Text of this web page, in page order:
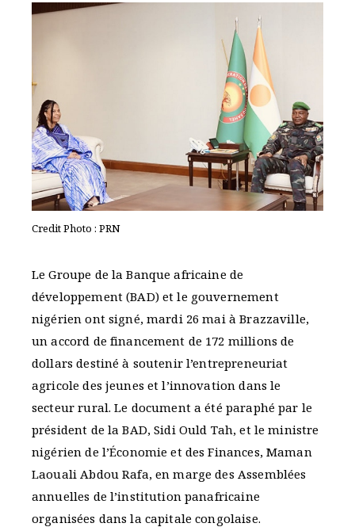
Credit Photo : PRN
Le Groupe de la Banque africaine de
développement (BAD) et le gouvernement
nigérien ont signé, mardi 26 mai à Brazzaville,
un accord de financement de 172 millions de
dollars destiné à soutenir l’entrepreneuriat
agricole des jeunes et l’innovation dans le
secteur rural. Le document a été paraphé par le
président de la BAD, Sidi Ould Tah, et le ministre
nigérien de l’Économie et des Finances, Maman
Laouali Abdou Rafa, en marge des Assemblées
annuelles de l’institution panafricaine
organisées dans la capitale congolaise.